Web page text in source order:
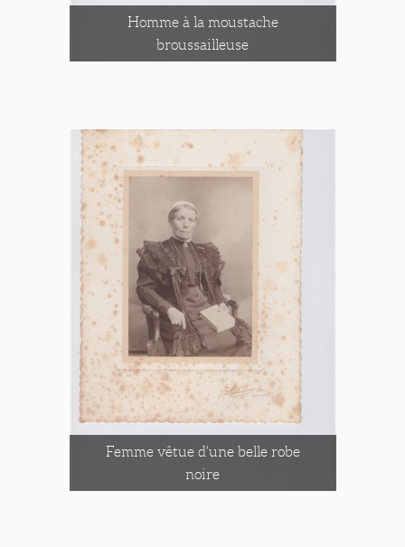
Homme à la moustache
broussailleuse
Femme vêtue d'une belle robe
noire